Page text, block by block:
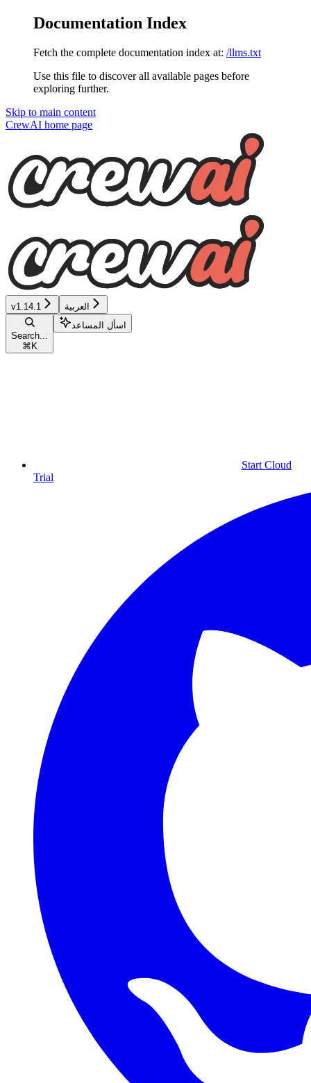
Documentation Index
Fetch the complete documentation index at: /llms.txt
Use this file to discover all available pages before
exploring further.
Skip to main content
CrewAI home page
v1.14.1 العربية
Search...
⌘ K
اسأل المساعد
Start Cloud
Trial